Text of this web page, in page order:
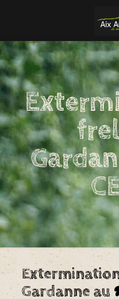
Gardanne